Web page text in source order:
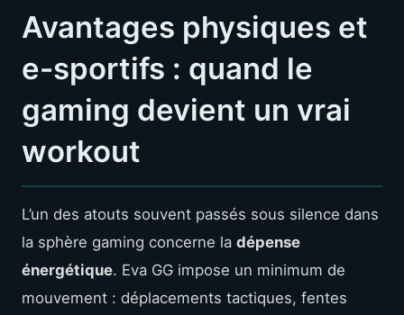
Avantages physiques et
e-sportifs : quand le
gaming devient un vrai
workout
L’un des atouts souvent passés sous silence dans
la sphère gaming concerne la dépense
énergétique. Eva GG impose un minimum de
mouvement : déplacements tactiques, fentes